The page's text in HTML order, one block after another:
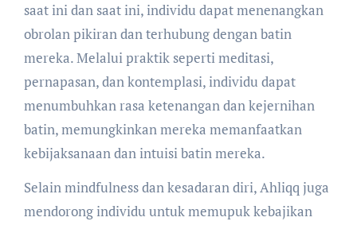
saat ini dan saat ini, individu dapat menenangkan
obrolan pikiran dan terhubung dengan batin
mereka. Melalui praktik seperti meditasi,
pernapasan, dan kontemplasi, individu dapat
menumbuhkan rasa ketenangan dan kejernihan
batin, memungkinkan mereka memanfaatkan
kebijaksanaan dan intuisi batin mereka.
Selain mindfulness dan kesadaran diri, Ahliqq juga
mendorong individu untuk memupuk kebajikan